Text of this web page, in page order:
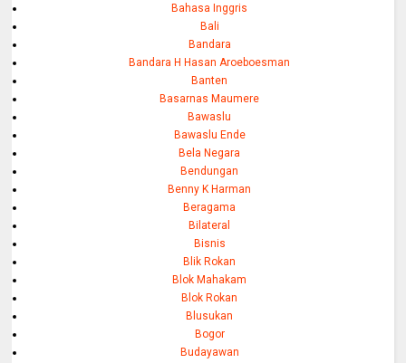
Bahasa Inggris
Bali
Bandara
Bandara H Hasan Aroeboesman
Banten
Basarnas Maumere
Bawaslu
Bawaslu Ende
Bela Negara
Bendungan
Benny K Harman
Beragama
Bilateral
Bisnis
Blik Rokan
Blok Mahakam
Blok Rokan
Blusukan
Bogor
Budayawan